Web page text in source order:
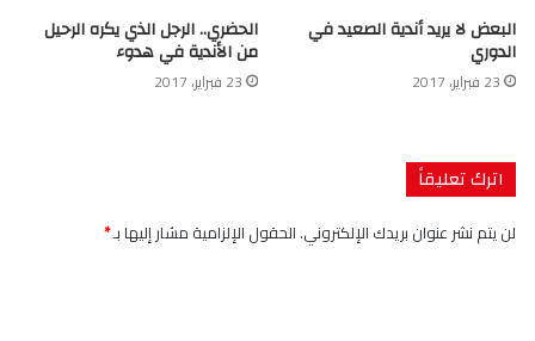
البعض لا يريد أندية الصعيد في
الدوري
23 فبراير، 2017
الحضري.. الرجل الذي يكره الرحيل
من الأندية في هدوء
23 فبراير، 2017
اترك تعليقاً
لن يتم نشر عنوان بريدك الإلكتروني.الحقول الإلزامية مشار إليها بـ*